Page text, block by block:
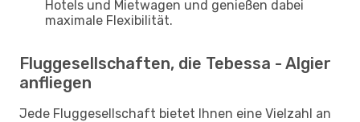
Hotels und Mietwagen und genießen dabei
maximale Flexibilität.
Fluggesellschaften, die Tebessa - Algier
anfliegen
Jede Fluggesellschaft bietet Ihnen eine Vielzahl an